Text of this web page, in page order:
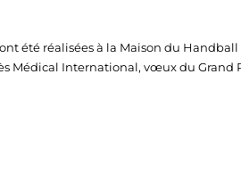
été réalisées à la Maison du Handball
Médical International, vœux du Grand